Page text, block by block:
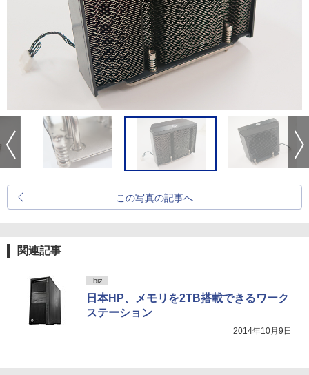
この写真の記事へ
関連記事
.biz
日本HP、メモリを2TB搭載できるワーク
ステーション
2014年10月9日